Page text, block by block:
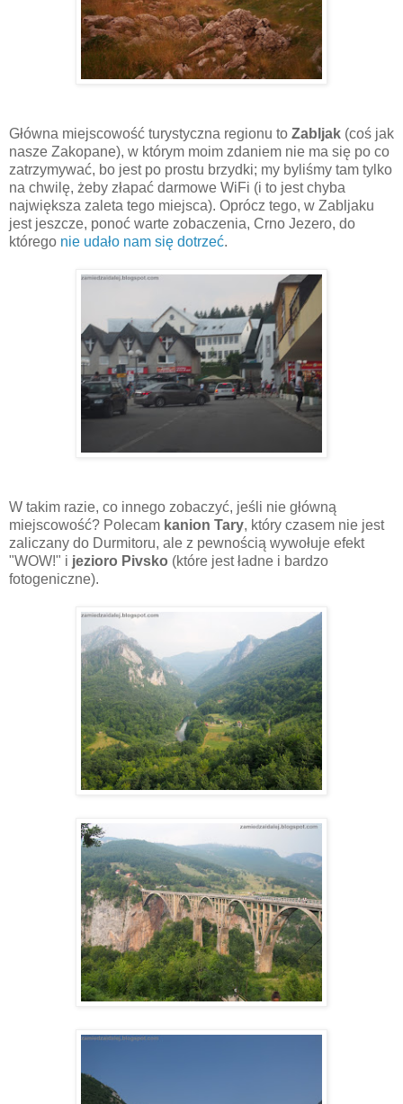
Główna miejscowość turystyczna regionu to Zabljak (coś jak
nasze Zakopane), w którym moim zdaniem nie ma się po co
zatrzymywać, bo jest po prostu brzydki; my byliśmy tam tylko
na chwilę, żeby złapać darmowe WiFi (i to jest chyba
największa zaleta tego miejsca). Oprócz tego, w Zabljaku
jest jeszcze, ponoć warte zobaczenia, Crno Jezero, do
którego nie udało nam się dotrzeć.
W takim razie, co innego zobaczyć, jeśli nie główną
miejscowość? Polecam kanion Tary, który czasem nie jest
zaliczany do Durmitoru, ale z pewnością wywołuje efekt
"WOW!" i jezioro Pivsko (które jest ładne i bardzo
fotogeniczne).